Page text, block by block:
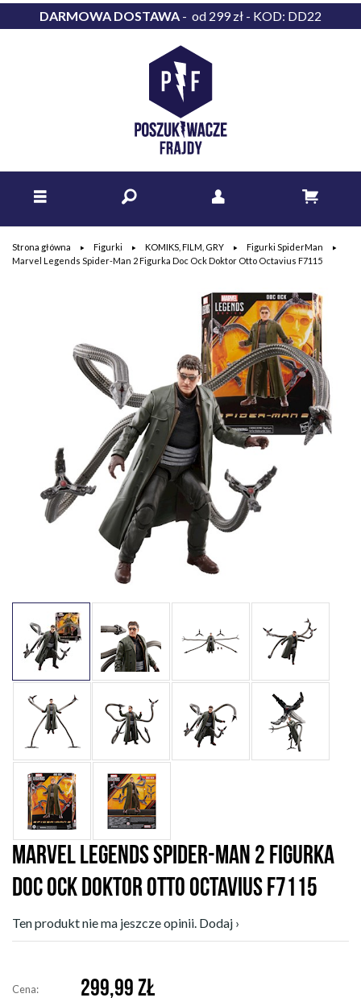
DARMOWA DOSTAWA - od 299 zł - KOD: DD22
Strona główna Figurki KOMIKS, FILM, GRY
Figurki SpiderMan
Marvel Legends Spider-Man 2 Figurka Doc Ock Doktor Otto Octavius F7115
MARVEL LEGENDS SPIDER-MAN 2 FIGURKA
DOC OCK DOKTOR OTTO OCTAVIUS F7115
Ten produkt nie ma jeszcze opinii. Dodaj ›
Cena: 299,99 ZŁ